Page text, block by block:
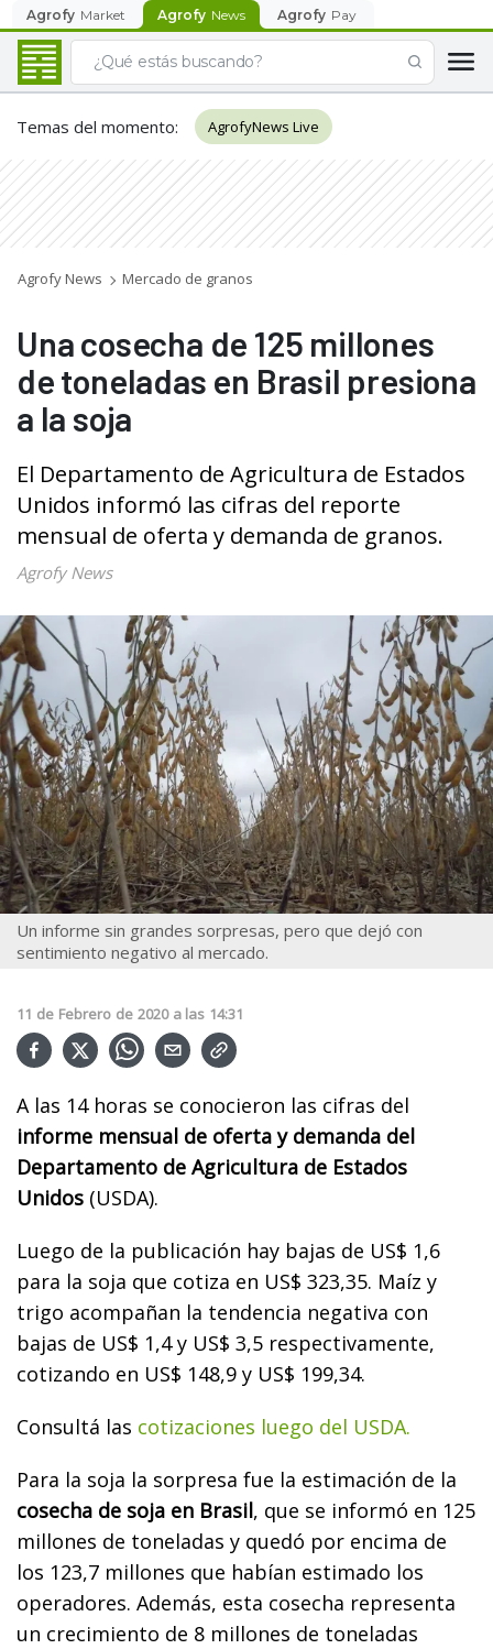
Agrofy Market Agrofy News Agrofy Pay
Temas del momento: AgrofyNews Live
Agrofy News Mercado de granos
Una cosecha de 125 millones
de toneladas en Brasil presiona
a la soja
El Departamento de Agricultura de Estados
Unidos informó las cifras del reporte
mensual de oferta y demanda de granos.
Agrofy News
Un informe sin grandes sorpresas, pero que dejó con
sentimiento negativo al mercado.
11 de Febrero de 2020 a las 14:31
A las 14 horas se conocieron las cifras del
informe mensual de oferta y demanda del
Departamento de Agricultura de Estados
Unidos (USDA).
Luego de la publicación hay bajas de US$ 1,6
para la soja que cotiza en US$ 323,35. Maíz y
trigo acompañan la tendencia negativa con
bajas de US$ 1,4 y US$ 3,5 respectivamente,
cotizando en US$ 148,9 y US$ 199,34.
Consultá las cotizaciones luego del USDA.
Para la soja la sorpresa fue la estimación de la
cosecha de soja en Brasil, que se informó en 125
millones de toneladas y quedó por encima de
los 123,7 millones que habían estimado los
operadores. Además, esta cosecha representa
un crecimiento de 8 millones de toneladas